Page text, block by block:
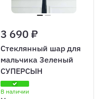
3 690 ₽
Стеклянный шар для
мальчика Зеленый
СУПЕРСЫН
В наличии